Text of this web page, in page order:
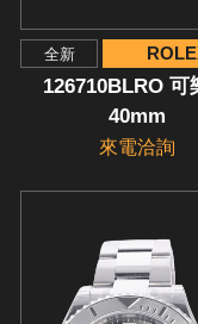
全新
126710BLRO 可
40mm
來電洽詢